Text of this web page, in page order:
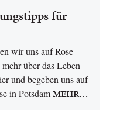
für
wir uns auf Rose
über das Leben
und begeben uns auf
in PotsdamMEHR…